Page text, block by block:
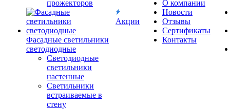
прожекторов
Фасадные светильники
светодиодные
Светодиодные
светильники
настенные
Светильники
встраиваемые в
стену
Акции
О компании
Новости
Отзывы
Сертификаты
Контакты